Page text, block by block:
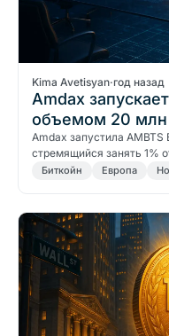
Kima Avetisyan·год назад
Amdax
объемом 20 млн
Amdax запустила AMBTS
стремящийся занять 1%
Биткойн Европа